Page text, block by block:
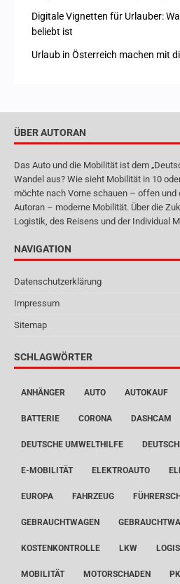
Digitale Vignetten für Urlauber:
beliebt ist
Urlaub in Österreich machen mit
ÜBER AUTORAN
Das Auto und die Mobilität ist dem
Wandel aus? Wie sieht Mobilität in 10
möchte nach Vorne schauen – offen und
Autoran – moderne Mobilität. Über die
Logistik, des Reisens und der Individual
NAVIGATION
Datenschutzerklärung
Impressum
Sitemap
SCHLAGWÖRTER
ANHÄNGER AUTO AUTOKAUF
BATTERIE CORONA DASHCAM
DEUTSCHE UMWELTHILFE
E-MOBILITÄT ELEKTROAUTO
EUROPA FAHRZEUG
GEBRAUCHTWAGEN
KOSTENKONTROLLE LKW
MOBILITÄT MOTORSCHADEN